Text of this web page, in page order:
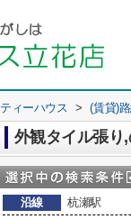
ティーハウス > (賃貸)
外観タイル張り
沿線
杭瀬駅